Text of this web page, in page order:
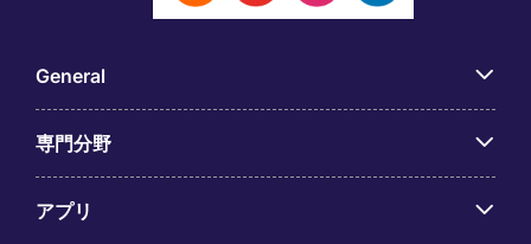
General
専門分野
アプリ